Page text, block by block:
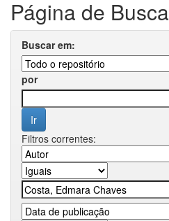
Página de Busca
Buscar em:
por
Filtros correntes: